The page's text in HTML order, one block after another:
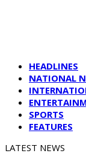
HEADLINES
NATIONAL
SPORTS
FEATURES
LATEST NEWS